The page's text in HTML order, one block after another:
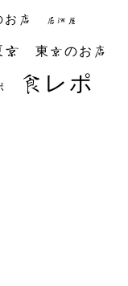
お店 居酒屋
京 東京のお店
食レポ